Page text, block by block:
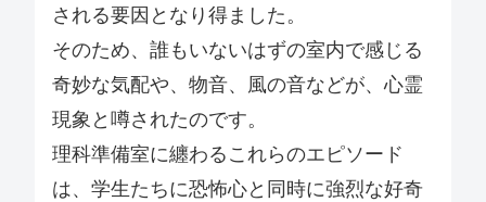
される要因となり得ました。
そのため、誰もいないはずの室内で感じる
奇妙な気配や、物音、風の音などが、心霊
現象と噂されたのです。
理科準備室に纏わるこれらのエピソード
は、学生たちに恐怖心と同時に強烈な好奇